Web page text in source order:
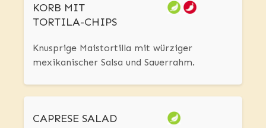
KORB MIT
TORTILA-CHIPS
Knusprige Maistortilla mit würziger
mexikanischer Salsa und Sauerrahm.
CAPRESE SALAD